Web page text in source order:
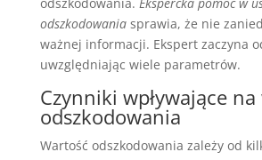
odszkodowaniasprawia, że nie
ważnej informacji. Ekspert zaczyna
uwzględniając wiele parametrów.
Czynniki wpływające
odszkodowania
Wartość odszkodowania zależy od